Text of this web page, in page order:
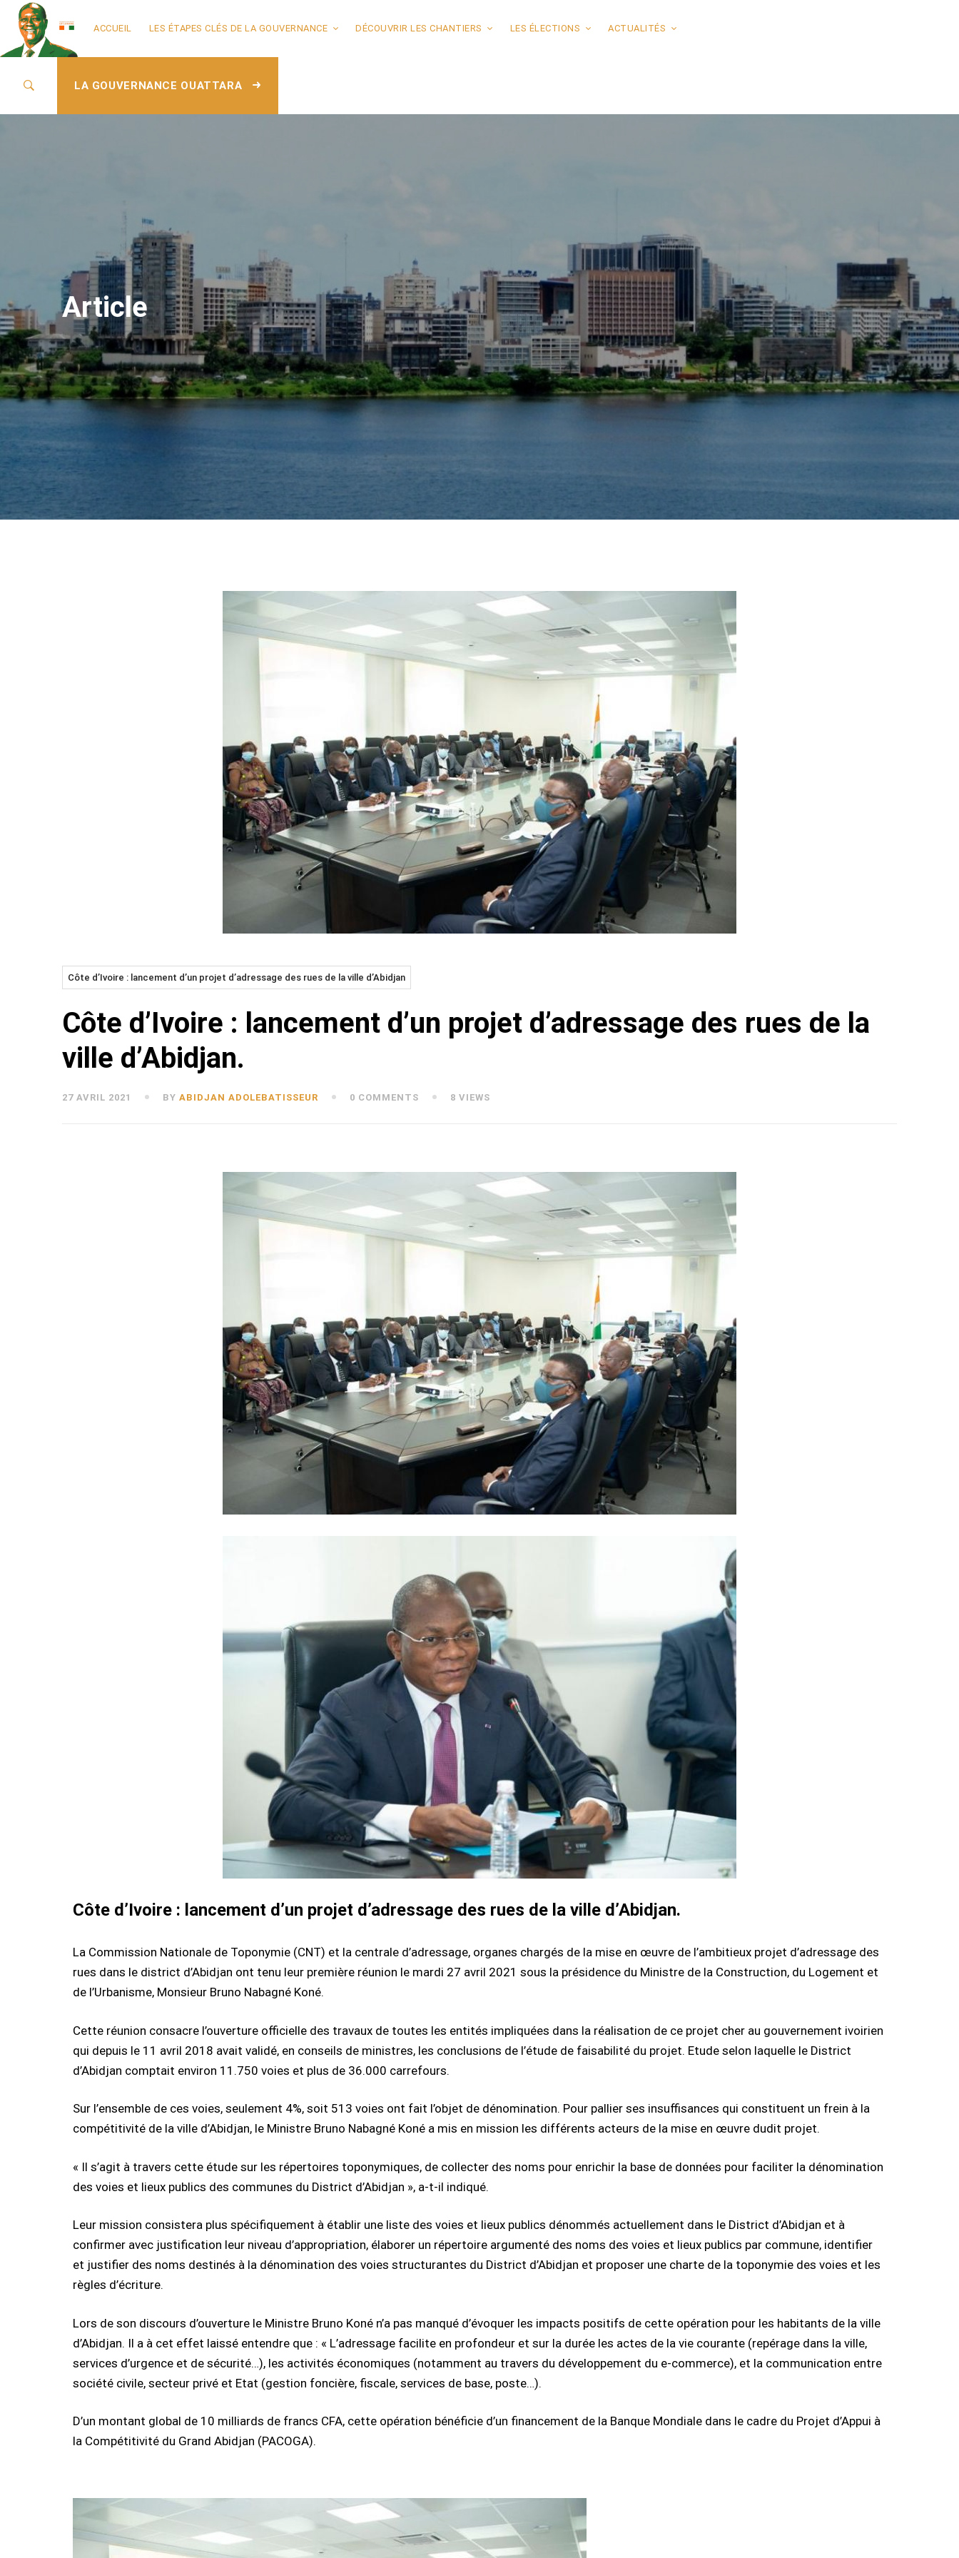
ACCUEIL LES ÉTAPES CLÉS DE LA GOUVERNANCE DÉCOUVRIR LES CHANTIERS LES ÉLECTIONS ACTUALITÉS
LA GOUVERNANCE OUATTARA
Article
Côte d’Ivoire : lancement d’un projet d’adressage des rues de la ville d’Abidjan
Côte d’Ivoire : lancement d’un projet d’adressage des rues de la
ville d’Abidjan.
27 AVRIL 2021 BY ABIDJAN ADOLEBATISSEUR 0 COMMENTS 8 VIEWS
Côte d’Ivoire : lancement d’un projet d’adressage des rues de la ville d’Abidjan.
La Commission Nationale de Toponymie (CNT) et la centrale d’adressage, organes chargés de la mise en œuvre de l’ambitieux projet d’adressage des
rues dans le district d’Abidjan ont tenu leur première réunion le mardi 27 avril 2021 sous la présidence du Ministre de la Construction, du Logement et
de l’Urbanisme, Monsieur Bruno Nabagné Koné.
Cette réunion consacre l’ouverture officielle des travaux de toutes les entités impliquées dans la réalisation de ce projet cher au gouvernement ivoirien
qui depuis le 11 avril 2018 avait validé, en conseils de ministres, les conclusions de l’étude de faisabilité du projet. Etude selon laquelle le District
d’Abidjan comptait environ 11.750 voies et plus de 36.000 carrefours.
Sur l’ensemble de ces voies, seulement 4%, soit 513 voies ont fait l’objet de dénomination. Pour pallier ses insuffisances qui constituent un frein à la
compétitivité de la ville d’Abidjan, le Ministre Bruno Nabagné Koné a mis en mission les différents acteurs de la mise en œuvre dudit projet.
« Il s’agit à travers cette étude sur les répertoires toponymiques, de collecter des noms pour enrichir la base de données pour faciliter la dénomination
des voies et lieux publics des communes du District d’Abidjan », a-t-il indiqué.
Leur mission consistera plus spécifiquement à établir une liste des voies et lieux publics dénommés actuellement dans le District d’Abidjan et à
confirmer avec justification leur niveau d’appropriation, élaborer un répertoire argumenté des noms des voies et lieux publics par commune, identifier
et justifier des noms destinés à la dénomination des voies structurantes du District d’Abidjan et proposer une charte de la toponymie des voies et les
règles d’écriture.
Lors de son discours d’ouverture le Ministre Bruno Koné n’a pas manqué d’évoquer les impacts positifs de cette opération pour les habitants de la ville
d’Abidjan. Il a à cet effet laissé entendre que : « L’adressage facilite en profondeur et sur la durée les actes de la vie courante (repérage dans la ville,
services d’urgence et de sécurité…), les activités économiques (notamment au travers du développement du e-commerce), et la communication entre
société civile, secteur privé et Etat (gestion foncière, fiscale, services de base, poste…).
D’un montant global de 10 milliards de francs CFA, cette opération bénéficie d’un financement de la Banque Mondiale dans le cadre du Projet d’Appui à
la Compétitivité du Grand Abidjan (PACOGA).